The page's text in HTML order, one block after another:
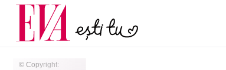
© Copyright:
Carieră
Actualitate